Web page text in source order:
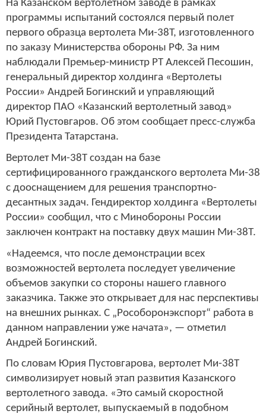
На Казанском вертолетном заводе в рамках
программы испытаний состоялся первый полет
первого образца вертолета Ми-38Т, изготовленного
по заказу Министерства обороны РФ. За ним
наблюдали Премьер-министр РТ Алексей Песошин,
генеральный директор холдинга «Вертолеты
России» Андрей Богинский и управляющий
директор ПАО «Казанский вертолетный завод»
Юрий Пустовгаров. Об этом сообщает пресс-служба
Президента Татарстана.
Вертолет Ми-38Т создан на базе
сертифицированного гражданского вертолета Ми-38
с дооснащением для решения транспортно-
десантных задач. Гендиректор холдинга «Вертолеты
России» сообщил, что с Минобороны России
заключен контракт на поставку двух машин Ми-38Т.
«Надеемся, что после демонстрации всех
возможностей вертолета последует увеличение
объемов закупки со стороны нашего главного
заказчика. Также это открывает для нас перспективы
на внешних рынках. С „Рособоронэкспорт“ работа в
данном направлении уже начата», — отметил
Андрей Богинский.
По словам Юрия Пустовгарова, вертолет Ми-38Т
символизирует новый этап развития Казанского
вертолетного завода. «Это самый скоростной
серийный вертолет, выпускаемый в подобном